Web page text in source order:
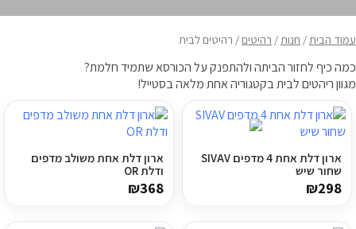
כריות נוי
ריהוט למרפסת
ריהוט לבית
עמוד הבית/ חנות/ רהיטים / רהיטים לבית
כמה כיף לחזור הביתה ולהתפנק על הכורסא שתמיד חלמת?
מגוון ריהטים לבית בקטגוריה אחת מלאה בסטייל!
ארון דלת אחת 4 מדפים SIVAV
שחור שיש
₪298
ארון דלת אחת משולב מדפים
ודלת OR
₪368